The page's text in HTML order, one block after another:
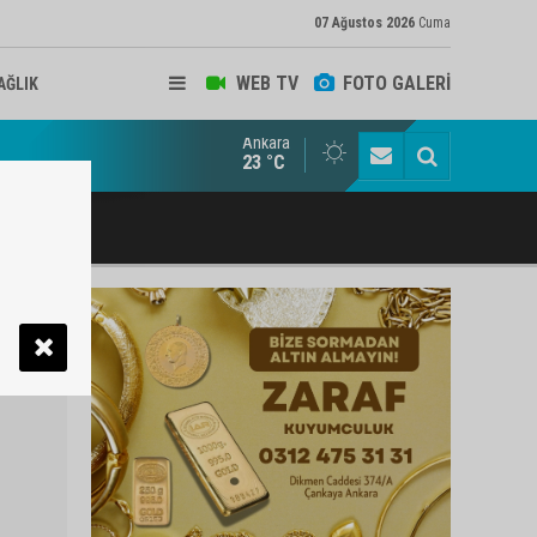
07 Ağustos 2026 Cuma
WEB TV FOTO GALERİ
ve Arabulucu Rüstem Yiğit Ahizer'e ziyaretçi akını
Ankara
23 °C